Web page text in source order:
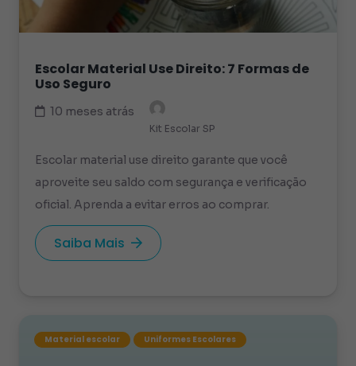
Escolar Material Use Direito: 7 Formas de
Uso Seguro
10 meses atrás
Kit Escolar SP
Escolar material use direito garante que você
aproveite seu saldo com segurança e verificação
oficial. Aprenda a evitar erros ao comprar.
Saiba Mais
Material escolar Uniformes Escolares